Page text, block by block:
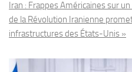
Iran : Frappes Américaines sur
de la Révolution Iranienne
infrastructures des États-Unis »